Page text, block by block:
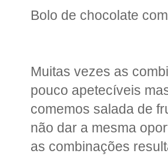
Bolo de chocolate
Muitas vezes as
pouco apetecíveis
comemos salada de
não dar a mesma
as combinações